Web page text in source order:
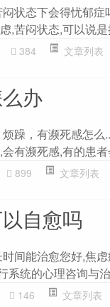
状态下会得忧郁
,苦闷状态,可以说
384 文章列表
办
躁，有濒死感怎
有濒死感,有的患
899 文章列表
自愈吗
间能治愈您好,焦
系统的心理咨询与
146 文章列表